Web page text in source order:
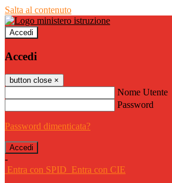
Salta al contenuto
Accedi
Accedi
button close ×
Nome Utente
Password
Password dimenticata?
-
Entra con SPID Entra con CIE